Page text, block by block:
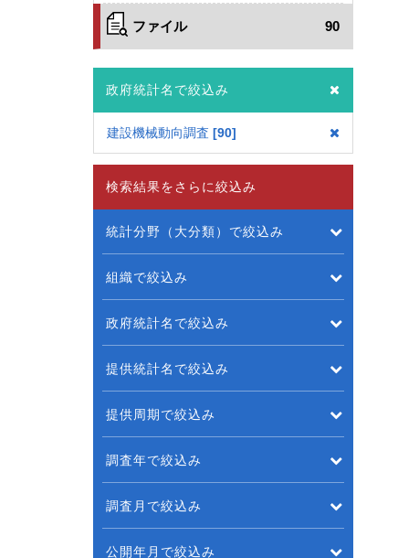
ファイル 90
政府統計名で絞込み
建設機械動向調査 90
検索結果をさらに絞込み
統計分野（大分類）で絞込み
組織で絞込み
政府統計名で絞込み
提供統計名で絞込み
提供周期で絞込み
調査年で絞込み
調査月で絞込み
公開年月で絞込み